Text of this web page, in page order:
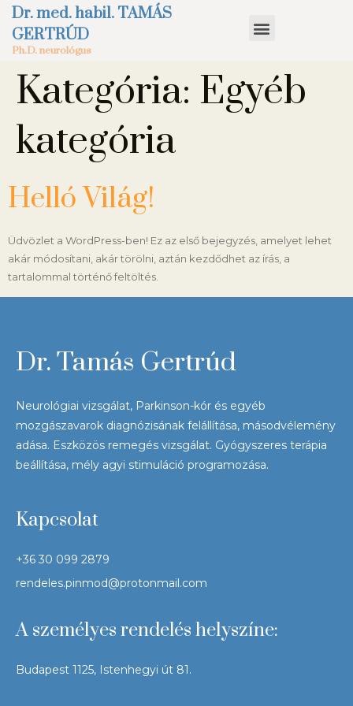
Dr. med. habil. TAMÁS
GERTRÚD
Ph.D. neurológus
Kategória: Egyéb
kategória
Helló Világ!
Üdvözlet a WordPress-ben! Ez az első bejegyzés, amelyet lehet
akár módosítani, akár törölni, aztán kezdődhet az írás, a
tartalommal történő feltöltés.
Dr. Tamás Gertrúd
Neurológiai vizsgálat, Parkinson-kór és egyéb
mozgászavarok diagnózisának felállítása, másodvélemény
adása. Eszközös remegés vizsgálat. Gyógyszeres terápia
beállítása, mély agyi stimuláció programozása.
Kapcsolat
+36 30 099 2879
rendeles.pinmod@protonmail.com
A személyes rendelés helyszíne:
Budapest 1125, Istenhegyi út 81.